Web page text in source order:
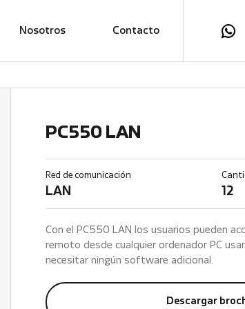
Nosotros Contacto
PC550 LAN
Red de comunicación
LAN 12
Con el PC550 LAN los usuarios pueden
remoto desde cualquier ordenador PC
necesitar ningún software adicional.
Descargar